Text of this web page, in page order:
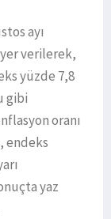
ayı
verilerek,
yüzde 7,8
gibi
oranı
endeks
yaz